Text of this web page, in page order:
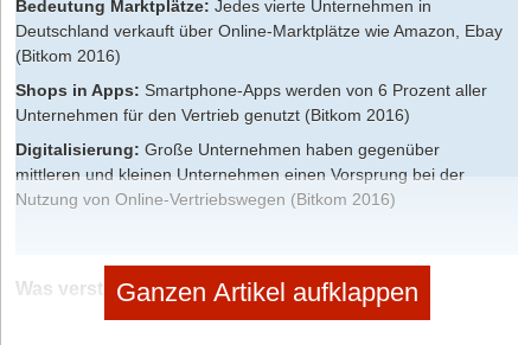
Bedeutung Marktplätze: Jedes vierte Unternehmen in
Deutschland verkauft über Online-Marktplätze wie Amazon, Ebay
(Bitkom 2016)
Shops in Apps: Smartphone-Apps werden von 6 Prozent aller
Unternehmen für den Vertrieb genutzt (Bitkom 2016)
Digitalisierung: Große Unternehmen haben gegenüber
mittleren und kleinen Unternehmen einen Vorsprung bei der
Nutzung von Online-Vertriebswegen (Bitkom 2016)
Was versteht man unter E-Commerce bzw.
Ganzen Artikel aufklappen